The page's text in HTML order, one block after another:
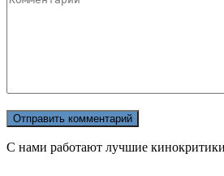
С нами работают лучшие